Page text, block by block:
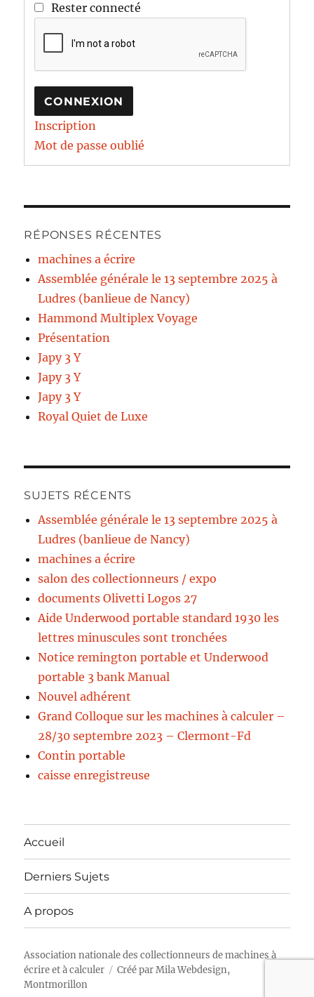
Rester connecté
CONNEXION
Inscription
Mot de passe oublié
RÉPONSES RÉCENTES
machines a écrire
Assemblée générale le 13 septembre 2025 à
Ludres (banlieue de Nancy)
Hammond Multiplex Voyage
Présentation
Japy 3 Y
Japy 3 Y
Japy 3 Y
Royal Quiet de Luxe
SUJETS RÉCENTS
Assemblée générale le 13 septembre 2025 à
Ludres (banlieue de Nancy)
machines a écrire
salon des collectionneurs / expo
documents Olivetti Logos 27
Aide Underwood portable standard 1930 les
lettres minuscules sont tronchées
Notice remington portable et Underwood
portable 3 bank Manual
Nouvel adhérent
Grand Colloque sur les machines à calculer –
28/30 septembre 2023 – Clermont-Fd
Contin portable
caisse enregistreuse
Accueil
Derniers Sujets
A propos
Association nationale des collectionneurs de machines à
écrire et à calculer
Créé parMila Webdesign,
Montmorillon